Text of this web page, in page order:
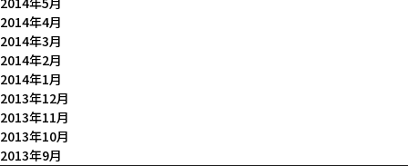
2014年4月
2014年3月
2014年2月
2014年1月
2013年12月
2013年11月
2013年10月
2013年9月